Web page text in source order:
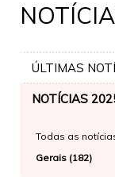
ÚLTIMAS
NOTÍCIAS
Todas as
Gerais (182)